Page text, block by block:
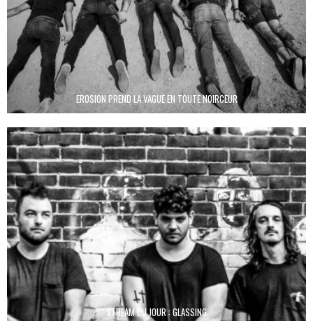
EROSION PREND LA VAGUE EN TOUTE NOIRCEUR
STREAM DU JOUR : GLASSING